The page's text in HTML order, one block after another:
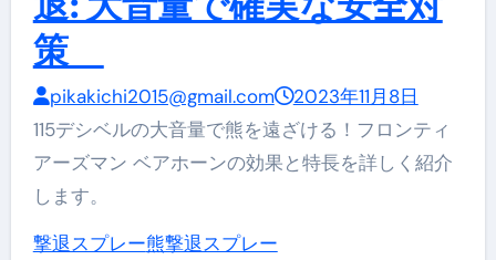
策
pikakichi2015@gmail.com
2023年11月8日
115デシベルの大音量で熊を遠ざける！フロンティ
アーズマン ベアホーンの効果と特長を詳しく紹介
します。
撃退スプレー熊撃退スプレー